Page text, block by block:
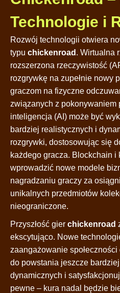
Technologie i
Rozwój technologii otwiera
typu chickenroad . Wirtualna
rozszerzona rzeczywistość
rozgrywkę na zupełnie nowy
graczom na fizyczne
związanych z pokonywaniem
inteligencja (AI) może być
bardziej realistycznych i
rozgrywki, dostosowując się
każdego gracza. Blockchain i
wprowadzić nowe modele
nagradzaniu graczy za
unikalnych przedmiotów
nieograniczone.
Przyszłość gier chickenroad
ekscytująco. Nowe
zaangażowanie
do powstania jeszcze
dynamicznych i
pewne – kura nadal będzie